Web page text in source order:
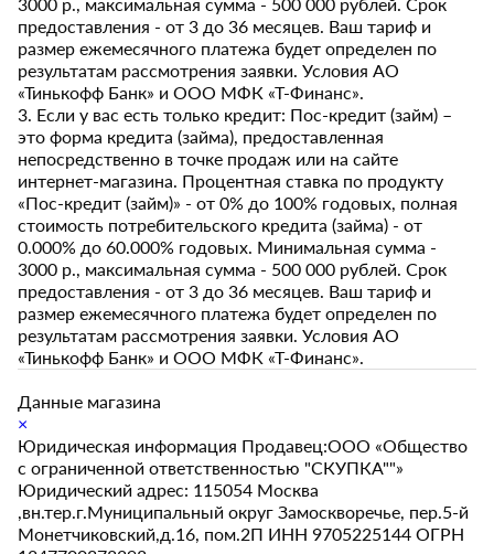
предоставления - от 3 до 36 месяцев. Ваш тариф и
размер ежемесячного платежа будет определен по
результатам рассмотрения заявки. Условия АО
«Тинькофф Банк» и ООО МФК «Т-Финанс».
3. Если у вас есть только кредит: Пос-кредит (займ) –
это форма кредита (займа), предоставленная
непосредственно в точке продаж или на сайте
интернет-магазина. Процентная ставка по продукту
«Пос-кредит (займ)» - от 0% до 100% годовых, полная
стоимость потребительского кредита (займа) - от
0.000% до 60.000% годовых. Минимальная сумма -
3000 р., максимальная сумма - 500 000 рублей. Срок
предоставления - от 3 до 36 месяцев. Ваш тариф и
размер ежемесячного платежа будет определен по
результатам рассмотрения заявки. Условия АО
«Тинькофф Банк» и ООО МФК «Т-Финанс».
Данные магазина
×
Юридическая информация Продавец:ООО «Общество
с ограниченной ответственностью "СКУПКА""»
Юридический адрес: 115054 Москва
,вн.тер.г.Муниципальный округ Замоскворечье, пер.5-й
Монетчиковский,д.16, пом.2П ИНН 9705225144 ОГРН